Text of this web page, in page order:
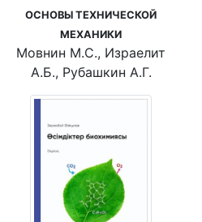
ОСНОВЫ ТЕХНИЧЕСКОЙ
МЕХАНИКИ
Мовнин М.С., Израелит
А.Б., Рубашкин А.Г.